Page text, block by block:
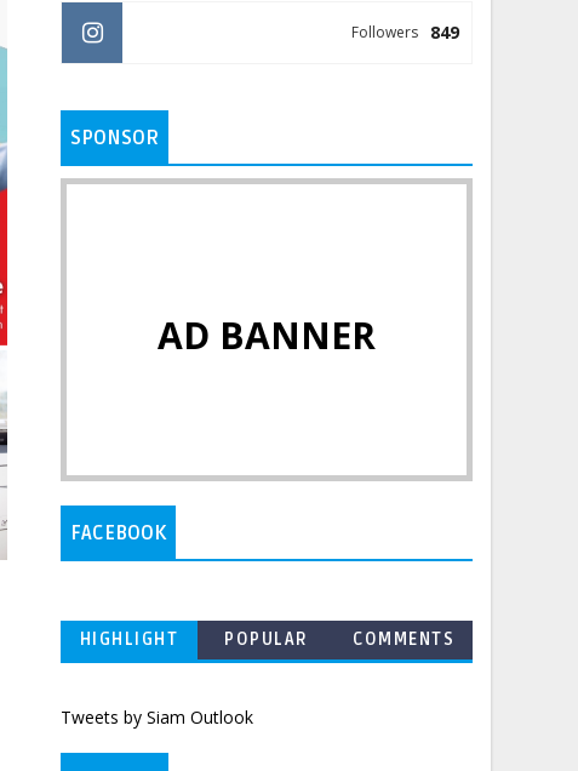
849
Followers
SPONSOR
AD BANNER
FACEBOOK
HIGHLIGHT POPULAR COMMENTS
Tweets by Siam Outlook